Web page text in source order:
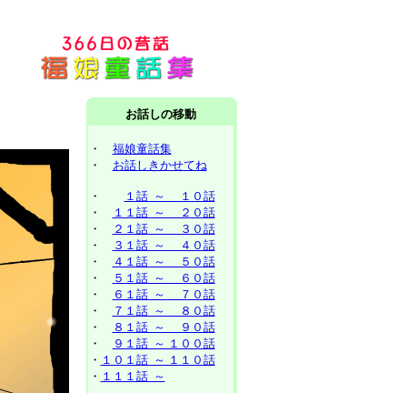
お話しの移動
・ 福娘童話集
・ お話しきかせてね
・
１話 ～ １０話
・
１１話 ～ ２０話
・
２１話 ～ ３０話
・
３１話 ～ ４０話
・
４１話 ～ ５０話
・
５１話 ～ ６０話
・
６１話 ～ ７０話
・
７１話 ～ ８０話
・
８１話 ～ ９０話
・
９１話 ～ １００話
・ １０１話 ～ １１０話
・ １１１話 ～